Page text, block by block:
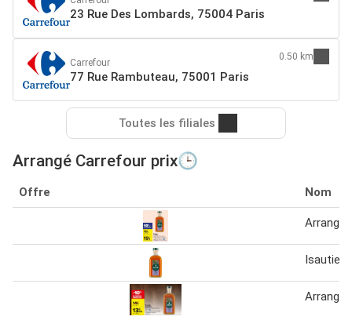
23 Rue Des Lombards, 75004 Paris
Carrefour
77 Rue Rambuteau, 75001 Paris
0.50 km
Toutes les filiales
Arrangé Carrefour prix🕒
Offre Nom
Arrangé
Isautier
Arrangé